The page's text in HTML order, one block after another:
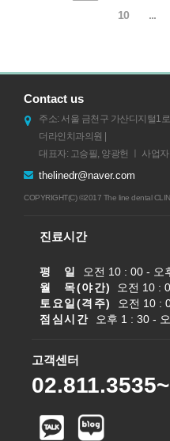
10 ...
Contact us
주소: 서울 금천구 가산디지털1
더라인치과의원 |
대표자: 고승필, 양광헌 ㅣ 사업
thelinedr@naver.com
COPYRIGHT(C) ©2017 The line dental
진료시간
평 일
오전 10 : 00 - 오
월 목(야간)
오전 10 :
토요일(격주)
오전 10 :
점심시간
오후 1 : 30 -
고객센터